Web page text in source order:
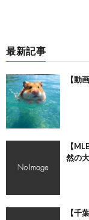
最新記事
【動
【
然の
【千